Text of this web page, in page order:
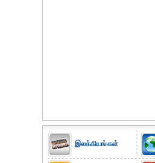
இலக்கியங்கள்